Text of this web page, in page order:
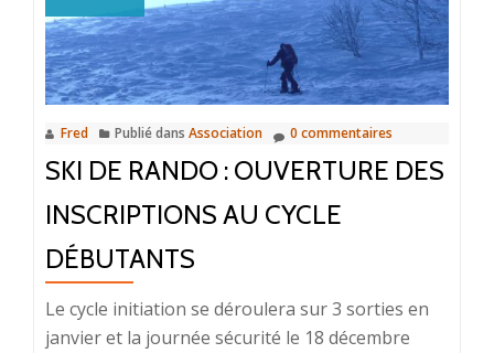
Fred Publié dans Association 0 commentaires
SKI DE RANDO : OUVERTURE DES
INSCRIPTIONS AU CYCLE
DÉBUTANTS
Le cycle initiation se déroulera sur 3 sorties en
janvier et la journée sécurité le 18 décembre